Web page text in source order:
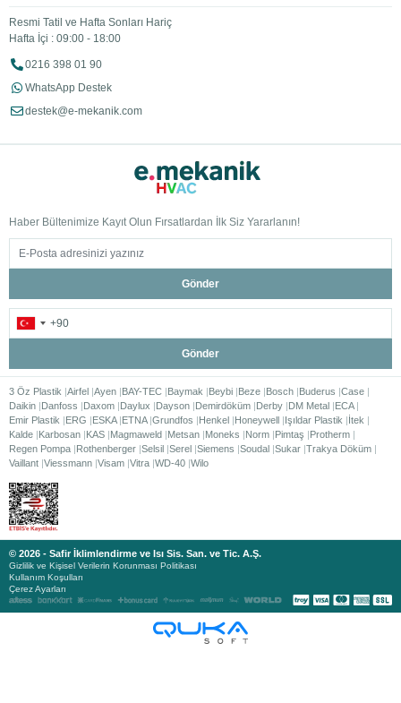
Resmi Tatil ve Hafta Sonları Hariç
Hafta İçi : 09:00 - 18:00
0216 398 01 90
WhatsApp Destek
destek@e-mekanik.com
Haber Bültenimize Kayıt Olun Fırsatlardan İlk Siz Yararlanın!
Gönder
Gönder
3 Öz Plastik Airfel Ayen BAY-TEC Baymak Beybi Beze Bosch Buderus Case
Daikin Danfoss Daxom Daylux Dayson Demirdöküm Derby DM Metal ECA
Emir Plastik
ERG ESKA ETNA Grundfos Henkel Honeywell Işıldar Plastik
İtek
Kalde Karbosan KAS Magmaweld Metsan Moneks Norm Pimtaş
Protherm
Regen Pompa Rothenberger Selsil Serel Siemens Soudal Sukar Trakya Döküm
Vaillant Viessmann Visam Vitra WD-40 Wilo
© 2026 - Safir İklimlendirme ve Isı Sis. San. ve Tic. A.Ş.
Gizlilik ve Kişisel Verilerin Korunması Politikası
Kullanım Koşulları
Çerez Ayarları